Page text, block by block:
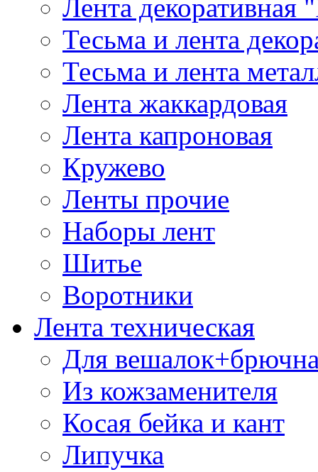
Лента декоративная
Тесьма и лента
Тесьма и лента
Лента жаккардовая
Лента капроновая
Кружево
Ленты прочие
Наборы лент
Шитье
Воротники
Лента техническая
Для
Из кожзаменителя
Косая бейка и кант
Липучка